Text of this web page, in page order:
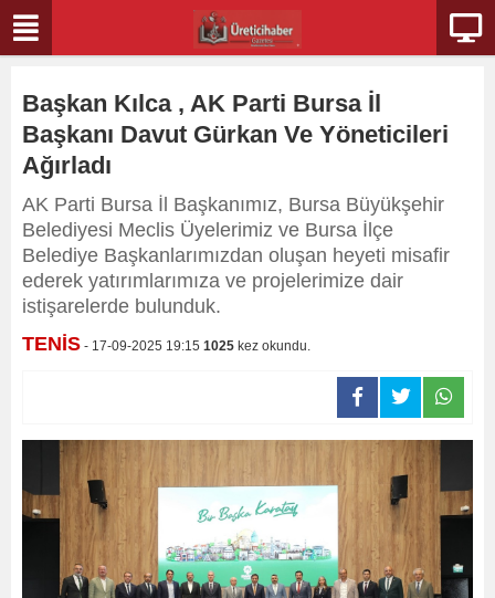
Başkan Kılca , AK Parti Bursa İl
Başkanı Davut Gürkan Ve Yöneticileri
Ağırladı
AK Parti Bursa İl Başkanımız, Bursa Büyükşehir
Belediyesi Meclis Üyelerimiz ve Bursa İlçe
Belediye Başkanlarımızdan oluşan heyeti misafir
ederek yatırımlarımıza ve projelerimize dair
istişarelerde bulunduk.
TENİS - 17-09-2025 19:15 1025 kez okundu.